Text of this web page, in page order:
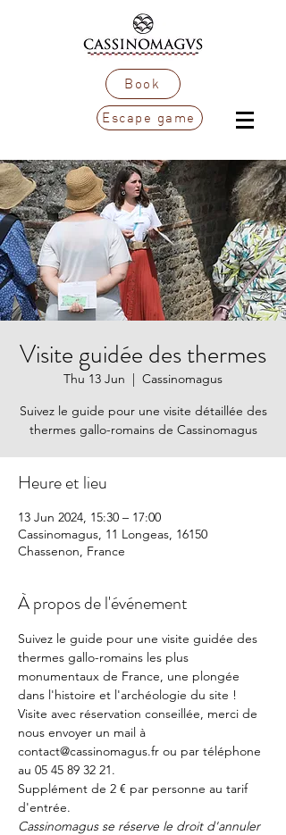
Book
Escape game
Visite guidée des thermes
Thu 13 Jun
  |
Cassinomagus
Suivez le guide pour une visite détaillée des
thermes gallo-romains de Cassinomagus
Heure et lieu
13 Jun 2024, 15:30 – 17:00
Cassinomagus, 11 Longeas, 16150
Chassenon, France
À propos de l'événement
Suivez le guide pour une visite guidée des
thermes gallo-romains les plus
monumentaux de France, une plongée
dans l'histoire et l'archéologie du site !
Visite avec réservation conseillée, merci de
nous envoyer un mail à
contact@cassinomagus.fr ou par téléphone
au 05 45 89 32 21.
Supplément de 2 € par personne au tarif
d'entrée.
Cassinomagus se réserve le droit d'annuler